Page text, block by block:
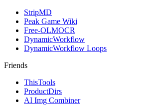
StripMD
Peak Game Wiki
Free-OLMOCR
DynamicWorkflow
DynamicWorkflow Loops
Friends
ThisTools
ProductDirs
AI Img Combiner